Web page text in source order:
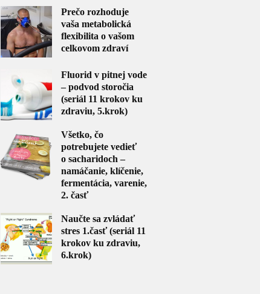
Prečo rozhoduje
vaša metabolická
flexibilita o vašom
celkovom zdraví
Fluorid v pitnej vode
– podvod storočia
(seriál 11 krokov ku
zdraviu, 5.krok)
Všetko, čo
potrebujete vedieť
o sacharidoch –
namáčanie, klíčenie,
fermentácia, varenie,
2. časť
Naučte sa zvládať
stres 1.časť (seriál 11
krokov ku zdraviu,
6.krok)